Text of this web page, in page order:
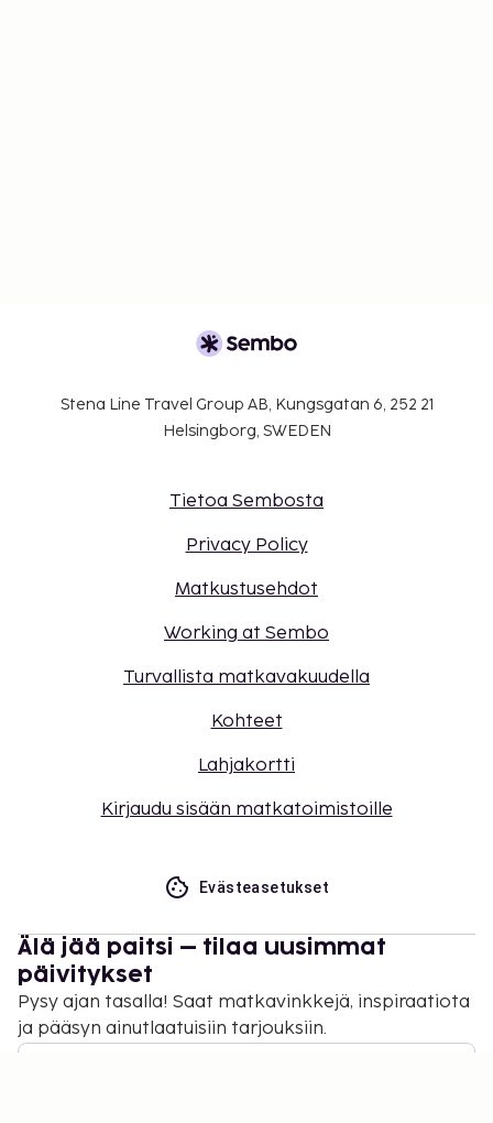
Stena Line Travel Group AB, Kungsgatan 6, 252 21
Helsingborg, SWEDEN
Tietoa Sembosta
Privacy Policy
Matkustusehdot
Working at Sembo
Turvallista matkavakuudella
Kohteet
Lahjakortti
Kirjaudu sisään matkatoimistoille
Evästeasetukset
Älä jää paitsi – tilaa uusimmat
päivitykset
Pysy ajan tasalla! Saat matkavinkkejä, inspiraatiota
ja pääsyn ainutlaatuisiin tarjouksiin.